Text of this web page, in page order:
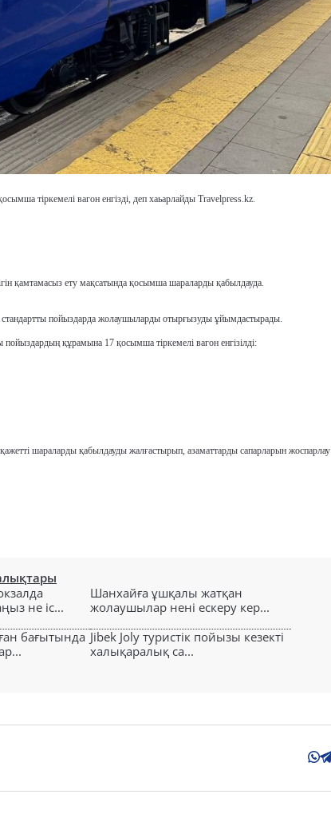
тіркемелі вагон енгізді, деп хаьарлайды Travelpress.kz.
қамтамасыз ету мақсатында қосымша шараларды қабылдауда.
стандартты пойыздарда жолаушыларды отырғызуды ұйымдастырады.
пойыздардың құрамына 17 қосымша тіркемелі вагон енгізілді:
шараларды қабылдауды жалғастырып, азаматтарды сапарларын жоспарлау
не іс...
Шанхайға ұшқалы жатқан
жолаушылар нені ескеру кер...
бағытында Jibek Joly туристік пойызы кезекті
халықаралық са...